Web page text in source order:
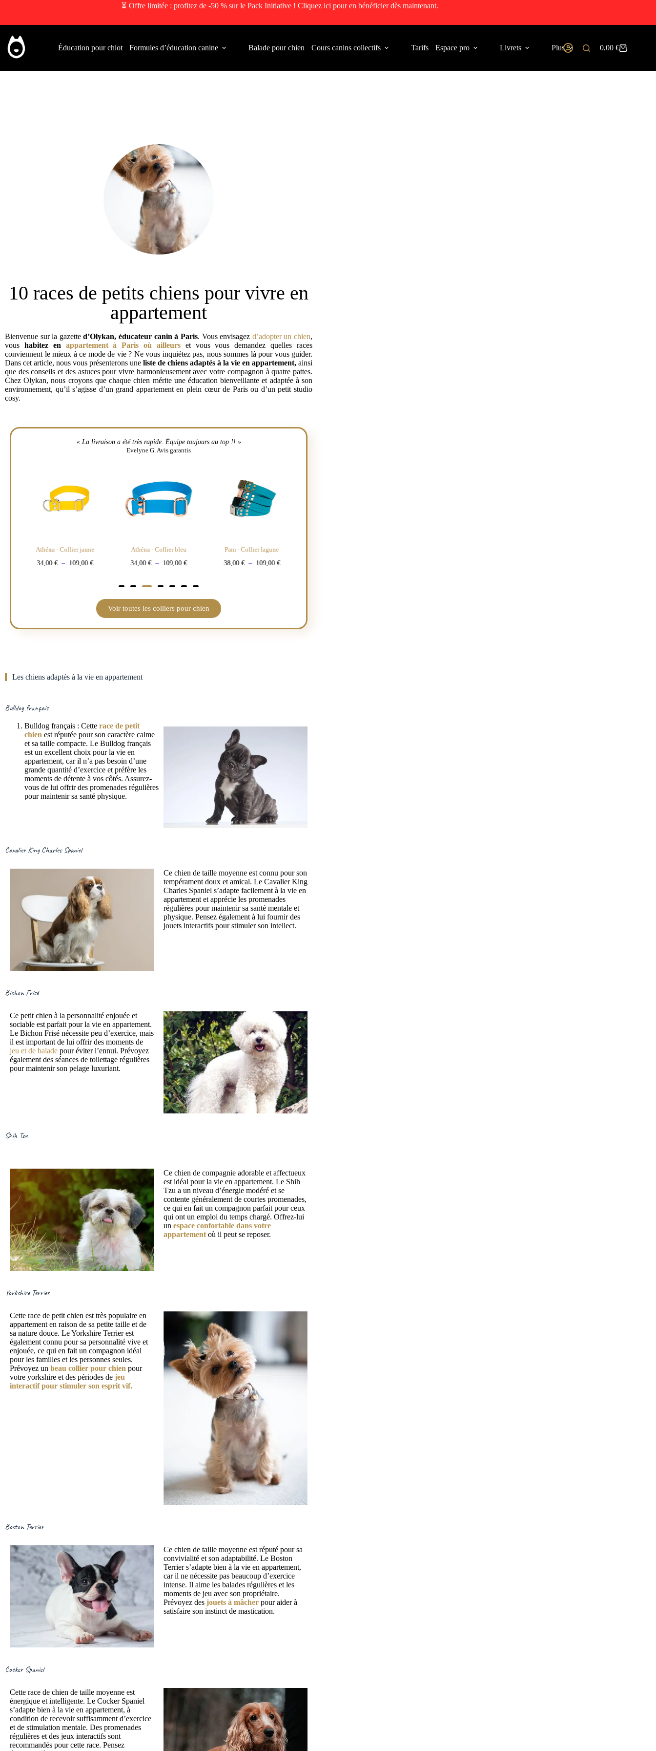
⏳ Offre limitée : profitez de -50 % sur le Pack Initiative ! Cliquez ici pour en bénéficier dès maintenant.
Éducation pour chiot Formules d’éducation canine Balade pour chien Cours canins collectifs Tarifs Espace pro Livrets Plus 0,00 €
10 races de petits chiens pour vivre en
appartement
Bienvenue sur la gazetted’Olykan, éducateur canin à Paris. Vous envisagez d’adopter un chien,
vous habitez en appartement à Paris où ailleurset vous vous demandez quelles races
conviennent le mieux à ce mode de vie ? Ne vous inquiétez pas, nous sommes là pour vous guider.
Dans cet article, nous vous présenterons une liste de chiens adaptés à la vie en appartement, ainsi
que des conseils et des astuces pour vivre harmonieusement avec votre compagnon à quatre pattes.
Chez Olykan, nous croyons que chaque chien mérite une éducation bienveillante et adaptée à son
environnement, qu’il s’agisse d’un grand appartement en plein cœur de Paris ou d’un petit studio
cosy.
« La livraison a été très rapide. Équipe toujours au top !! »
Evelyne G. Avis garantis
Athéna - Collier jaune
34,00€ – 109,00€
Athéna - Collier bleu
34,00 € – 109,00 €
Pam - Collier lagune
38,00€ – 109,00€
Voir toutes les colliers pour chien
Les chiens adaptés à la vie en appartement
Bulldog français
Bulldog français : Cette race de petit
chien est réputée pour son caractère calme
et sa taille compacte. Le Bulldog français
est un excellent choix pour la vie en
appartement, car il n’a pas besoin d’une
grande quantité d’exercice et préfère les
moments de détente à vos côtés. Assurez-
vous de lui offrir des promenades régulières
pour maintenir sa santé physique.
Cavalier King Charles Spaniel
Ce chien de taille moyenne est connu pour son
tempérament doux et amical. Le Cavalier King
Charles Spaniel s’adapte facilement à la vie en
appartement et apprécie les promenades
régulières pour maintenir sa santé mentale et
physique. Pensez également à lui fournir des
jouets interactifs pour stimuler son intellect.
Bichon Frisé
Ce petit chien à la personnalité enjouée et
sociable est parfait pour la vie en appartement.
Le Bichon Frisé nécessite peu d’exercice, mais
il est important de lui offrir des moments de
jeu et de balade pour éviter l’ennui. Prévoyez
également des séances de toilettage régulières
pour maintenir son pelage luxuriant.
Shih Tzu
Ce chien de compagnie adorable et affectueux
est idéal pour la vie en appartement. Le Shih
Tzu a un niveau d’énergie modéré et se
contente généralement de courtes promenades,
ce qui en fait un compagnon parfait pour ceux
qui ont un emploi du temps chargé. Offrez-lui
un espace confortable dans votre
appartement où il peut se reposer.
Yorkshire Terrier
Cette race de petit chien est très populaire en
appartement en raison de sa petite taille et de
sa nature douce. Le Yorkshire Terrier est
également connu pour sa personnalité vive et
enjouée, ce qui en fait un compagnon idéal
pour les familles et les personnes seules.
Prévoyez un beau collier pour chien pour
votre yorkshire et des périodes de jeu
interactif pour stimuler son esprit vif.
Boston Terrier
Ce chien de taille moyenne est réputé pour sa
convivialité et son adaptabilité. Le Boston
Terrier s’adapte bien à la vie en appartement,
car il ne nécessite pas beaucoup d’exercice
intense. Il aime les balades régulières et les
moments de jeu avec son propriétaire.
Prévoyez des jouets à mâcher pour aider à
satisfaire son instinct de mastication.
Cocker Spaniel
Cette race de chien de taille moyenne est
énergique et intelligente. Le Cocker Spaniel
s’adapte bien à la vie en appartement, à
condition de recevoir suffisamment d’exercice
et de stimulation mentale. Des promenades
régulières et des jeux interactifs sont
recommandés pour cette race. Pensez